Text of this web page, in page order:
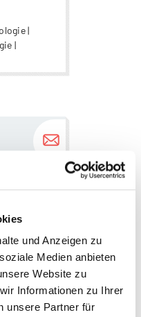
und Anzeigen zu
Medien anbieten
Website zu
Informationen zu Ihrer
unsere Partner für
|
|
more...
more...